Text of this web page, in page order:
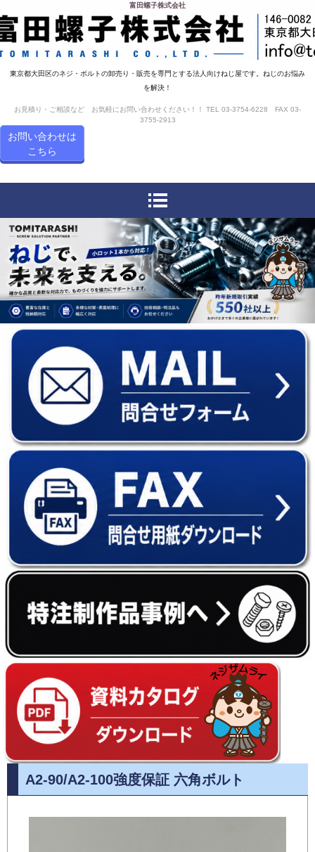
富田螺子株式会社
東京都大田区のネジ・ボルトの卸売り・販売を専門とする法人向けねじ屋です。ねじのお悩み
を解決！
お見積り・ご相談など お気軽にお問い合わせください！！ TEL 03-3754-6228 FAX 03-
3755-2913
お問い合わせは
こちら
A2-90/A2-100強度保証 六角ボルト